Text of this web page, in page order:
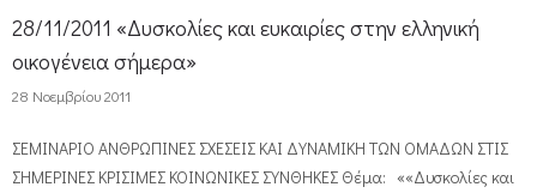
28/11/2011 «Δυσκολίες και ευκαιρίες στην ελληνική
οικογένεια σήμερα»
28 Νοεμβρίου 2011
ΣΕΜΙΝΑΡΙΟ ΑΝΘΡΩΠΙΝΕΣ ΣΧΕΣΕΙΣ ΚΑΙ ΔΥΝΑΜΙΚΗ ΤΩΝ ΟΜΑΔΩΝ ΣΤΙΣ
ΣΗΜΕΡΙΝΕΣ ΚΡΙΣΙΜΕΣ ΚΟΙΝΩΝΙΚΕΣ ΣΥΝΘΗΚΕΣ Θέμα: ««Δυσκολίες και